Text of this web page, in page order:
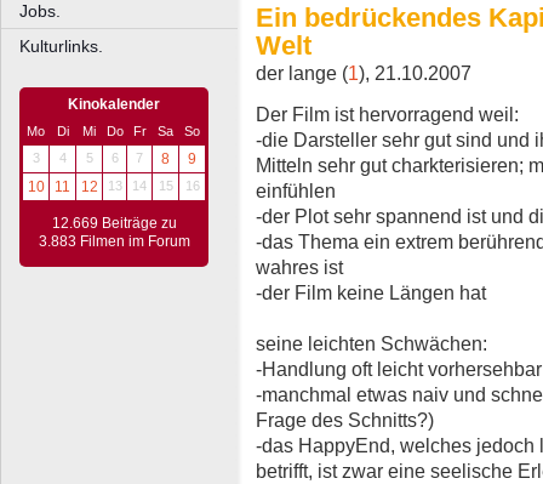
Jobs.
Kulturlinks.
Kinokalender
Mo Di Mi Do Fr Sa
So
3
4 5 6 7 8
9
10
11 12 13 14 15 16
12.669 Beiträge zu
3.883 Filmen im Forum
Ein bedrückendes
Welt
der lange (1), 21.10.2007
Der Film ist hervorragend weil:
-die Darsteller sehr gut sind und
Mitteln sehr gut charkterisieren;
einfühlen
-der Plot sehr spannend ist und
-das Thema ein extrem
wahres ist
-der Film keine Längen hat
seine leichten Schwächen:
-Handlung oft leicht
-manchmal etwas naiv und
Frage des Schnitts?)
-das HappyEnd, welches
betrifft, ist zwar eine seelische